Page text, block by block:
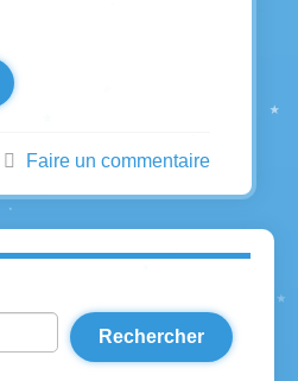
Faire un commentaire
Rechercher